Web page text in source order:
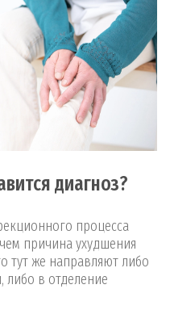
диагноз?
процесса
причина ухудшения
тут же направляют либо
либо в отделение